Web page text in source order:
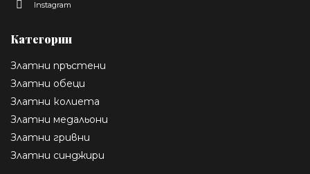
Instagram
Категории
Златни пръстени
Златни обеци
Златни колиета
Златни медальони
Златни гривни
Златни синджири